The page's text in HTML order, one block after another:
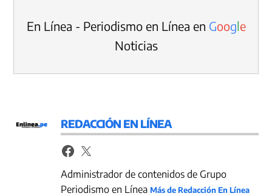
En Línea - Periodismo en Línea en Google
Noticias
REDACCIÓN EN LÍNEA
Administrador de contenidos de Grupo
Periodismo en LíneaMás de Redacción En Línea